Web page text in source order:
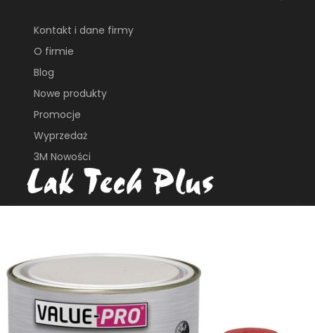
Kontakt i dane firmy
O firmie
Blog
Nowe produkty
Promocje
Wyprzedaż
3M Nowości
e_biuro@laktech.pl
+ 48 501 737 002
+48 509 747 435